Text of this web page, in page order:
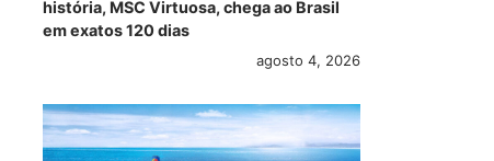
história, MSC Virtuosa, chega ao Brasil
em exatos 120 dias
agosto 4, 2026